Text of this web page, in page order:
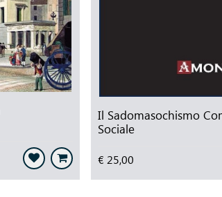
Il Sadomasochismo
Sociale
€ 25,00